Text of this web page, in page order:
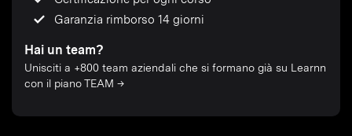
Garanzia rimborso 14 giorni
Hai un team?
Unisciti a +800 team aziendali che si formano già su Learnn
con il piano TEAM →